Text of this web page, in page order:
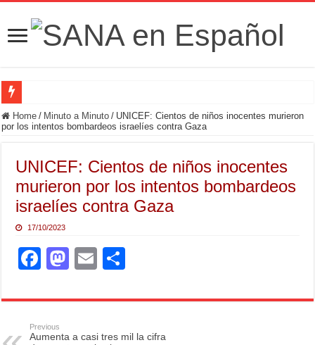
Fuerzas de Seguridad hallan fosa común con nueve cadáveres en la zona rural
Home / Minuto a Minuto / UNICEF: Cientos de niños inocentes murieron
por los intentos bombardeos israelíes contra Gaza
UNICEF: Cientos de niños inocentes
murieron por los intentos bombardeos
israelíes contra Gaza
17/10/2023
F
c
e
M
st
E
ail ar
e
Previous
Aumenta a casi tres mil la cifra